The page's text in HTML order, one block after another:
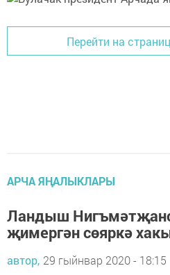
Перейти на
АРЧА ЯҢАЛЫКЛАРЫ
Ландыш
җимергән сөяркә
автор, 29 гыйнвар 2020 - 18:15